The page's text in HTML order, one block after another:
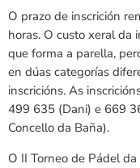
O prazo de inscrición
horas. O custo xeral da
que forma a parella,
en dúas categorías
inscricións. As
499 635 (Dani) e 669
Concello da Baña).
O II Torneo de Pádel